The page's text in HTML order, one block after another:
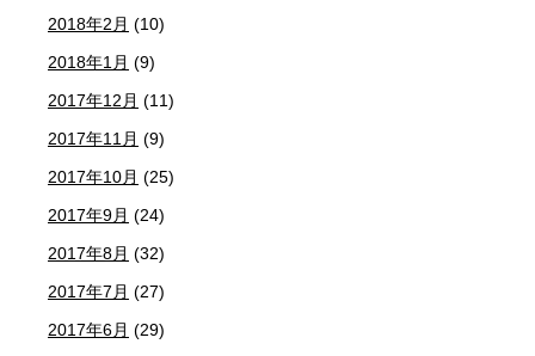
2018年2月 (10)
2018年1月 (9)
2017年12月 (11)
2017年11月 (9)
2017年10月 (25)
2017年9月 (24)
2017年8月 (32)
2017年7月 (27)
2017年6月 (29)